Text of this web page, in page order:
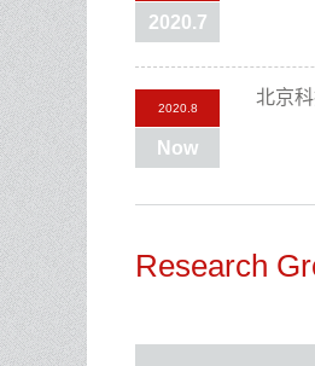
2020.7
2020.8
Now
北京
Research